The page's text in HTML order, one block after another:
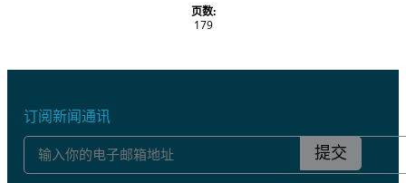
页数:
179
订阅新闻通讯
提交